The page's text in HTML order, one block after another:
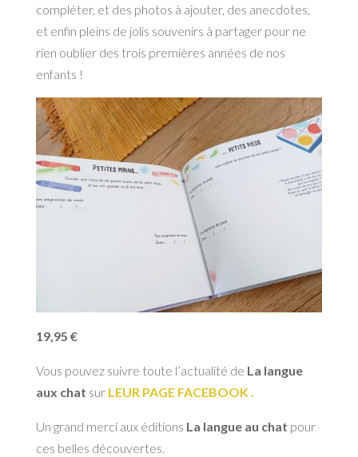
compléter, et des photos à ajouter, des anecdotes,
et enfin pleins de jolis souvenirs à partager pour ne
rien oublier des trois premières années de nos
enfants !
19,95 €
Vous pouvez suivre toute l’actualité de La langue
aux chat sur LEUR PAGE FACEBOOK .
Un grand merci aux éditions La langue au chat pour
ces belles découvertes.